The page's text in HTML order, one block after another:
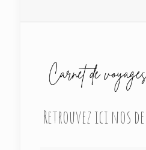
Retrouvez ici nos